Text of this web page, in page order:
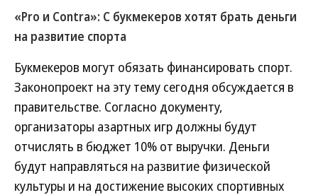
«Pro и Contra»: С букмекеров хотят брать деньги
на развитие спорта
Букмекеров могут обязать финансировать спорт.
Законопроект на эту тему сегодня обсуждается в
правительстве. Согласно документу,
организаторы азартных игр должны будут
отчислять в бюджет 10% от выручки. Деньги
будут направляться на развитие физической
культуры и на достижение высоких спортивных